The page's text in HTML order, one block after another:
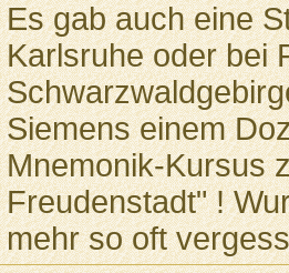
Es gab auch eine
Karlsruhe oder bei
Siemens einem
Mnemonik-Kursus
Freudenstadt" !
mehr so oft